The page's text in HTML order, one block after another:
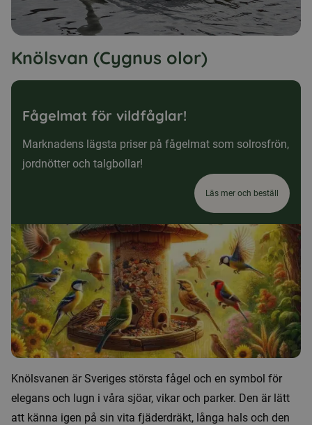
Knölsvan (Cygnus olor)
Fågelmat för vildfåglar!
Marknadens lägsta priser på fågelmat som solrosfrön,
jordnötter och talgbollar!
Läs mer och beställ
Knölsvanen är Sveriges största fågel och en symbol för
elegans och lugn i våra sjöar, vikar och parker. Den är lätt
att känna igen på sin vita fjäderdräkt, långa hals och den